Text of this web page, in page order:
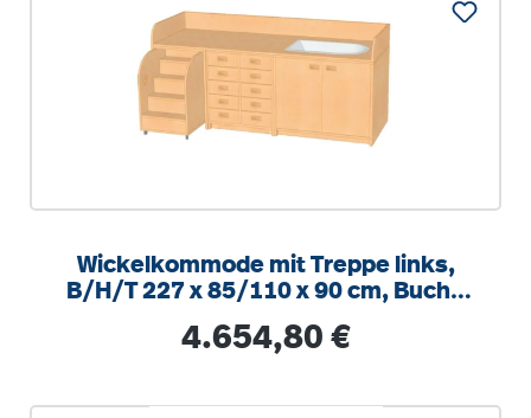
Wickelkommode mit Treppe links,
B/H/T 227 x 85/110 x 90 cm, Buche
Regulärer Preis:
4.654,80 €